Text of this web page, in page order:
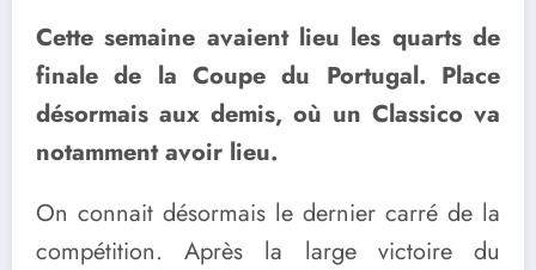
Cette semaine avaient lieu les quarts de
finale de la Coupe du Portugal. Place
désormais aux demis, où un Classico va
notamment avoir lieu.
On connait désormais le dernier carré de la
compétition. Après la large victoire du